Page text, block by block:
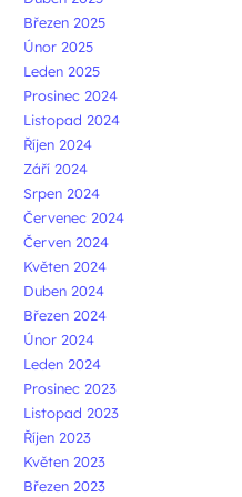
Březen 2025
Únor 2025
Leden 2025
Prosinec 2024
Listopad 2024
Říjen 2024
Září 2024
Srpen 2024
Červenec 2024
Červen 2024
Květen 2024
Duben 2024
Březen 2024
Únor 2024
Leden 2024
Prosinec 2023
Listopad 2023
Říjen 2023
Květen 2023
Březen 2023